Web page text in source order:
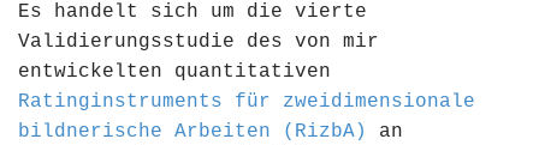
Es handelt sich um die vierte
Validierungsstudie des von mir
entwickelten quantitativen
Ratinginstruments für zweidimensionale
bildnerische Arbeiten (RizbA)
an